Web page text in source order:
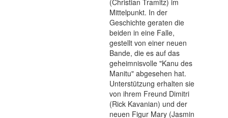
(Christian Tramitz) im
Mittelpunkt. In der
Geschichte geraten die
beiden in eine Falle,
gestellt von einer neuen
Bande, die es auf das
geheimnisvolle "Kanu des
Manitu" abgesehen hat.
Unterstützung erhalten sie
von ihrem Freund Dimitri
(Rick Kavanian) und der
neuen Figur Mary (Jasmin